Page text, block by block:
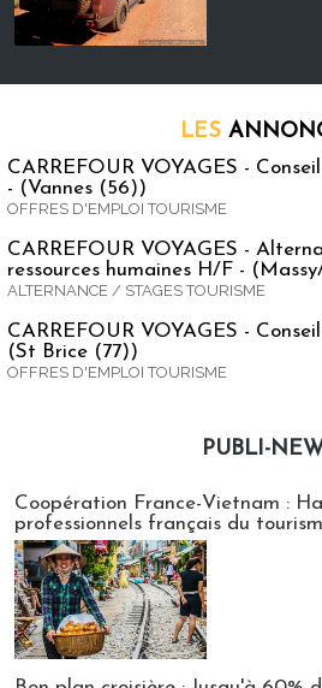
LES
CARREFOUR VOYAGES -
- (Vannes (56))
OFFRES D'EMPLOI TOURISME
CARREFOUR VOYAGES -
ressources humaines H/F -
ALTERNANCE / STAGES TOURISME
CARREFOUR VOYAGES -
(St Brice (77))
OFFRES D'EMPLOI TOURISME
PUBLI-
Coopération France-Vietnam :
professionnels français du